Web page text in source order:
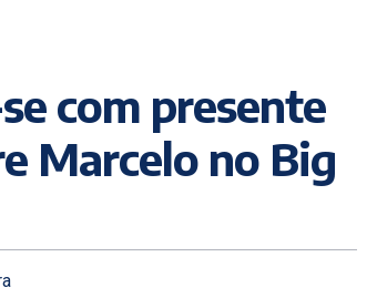
com presente
Marcelo no Big